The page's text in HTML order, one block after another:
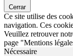
Cerrar
Ce site utilise des
navigation. Ces
Veuillez retrouver
page "Mentions
Nécessaire